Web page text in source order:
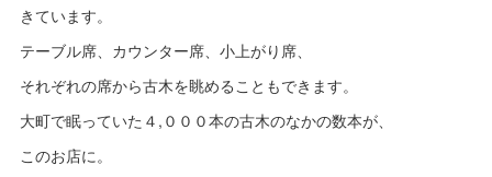
きています。
テーブル席、カウンター席、小上がり席、
それぞれの席から古木を眺めることもできます。
大町で眠っていた４,０００本の古木のなかの数本が、
このお店に。